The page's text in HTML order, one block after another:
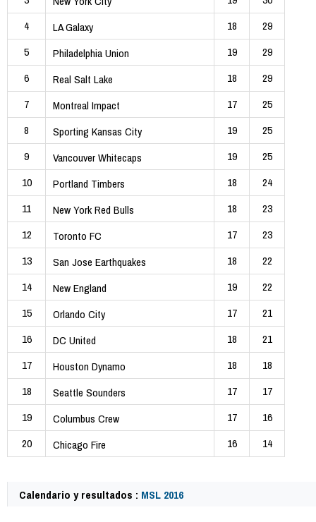
4
LA Galaxy 18
29
5
Philadelphia Union 19
29
6
Real Salt Lake 18
29
7
Montreal Impact 17
25
8
Sporting Kansas City 19
25
9
Vancouver Whitecaps 19
25
10
Portland Timbers 18
24
11
New York Red Bulls 18
23
12
Toronto FC 17
23
13
San Jose Earthquakes 18
22
14
New England 19
22
15
Orlando City 17
21
16
DC United 18
21
17
Houston Dynamo 18
18
18
Seattle Sounders 17
17
19
Columbus Crew 17
16
20
Chicago Fire 16 14
Calendario y resultados : MSL 2016